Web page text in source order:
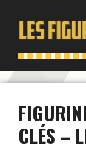
contenu
CLÉS –